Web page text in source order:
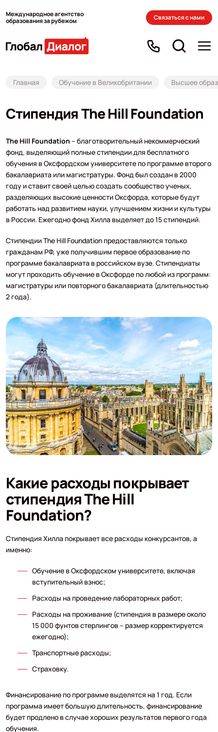
Международное агентство
образования за рубежом
Связаться с нами
Главная Обучение в Великобритании Высшее
Стипендия The Hill Foundation
The Hill Foundation – благотворительный некоммерческий
фонд, выделяющий полные стипендии для бесплатного
обучения в Оксфордском университете по программе второго
бакалавриата или магистратуры. Фонд был создан в 2000
году и ставит своей целью создать сообщество ученых,
разделяющих высокие ценности Оксфорда, которые будут
работать над развитием науки, улучшением жизни и культуры
в России. Ежегодно фонд Хилла выделяет до 15 стипендий.
Стипендии The Hill Foundation предоставляются только
гражданам РФ, уже получившим первое образование по
программе бакалавриата в российском вузе. Стипендиаты
могут проходить обучение в Оксфорде по любой из программ:
магистратуры или повторного бакалавриата (длительностью
2 года).
Какие расходы покрывает
стипендия The Hill
Foundation?
Стипендия Хилла покрывает все расходы конкурсантов, а
именно:
Обучение в Оксфордском университете, включая
вступительный взнос;
Расходы на проведение лабораторных работ;
Расходы на проживание (стипендия в размере около
15 000 фунтов стерлингов – размер корректируется
ежегодно);
Транспортные расходы;
Страховку.
Финансирование по программе выделятся на 1 год. Если
программа имеет большую длительность, финансирование
будет продлено в случае хороших результатов первого года
обучения.